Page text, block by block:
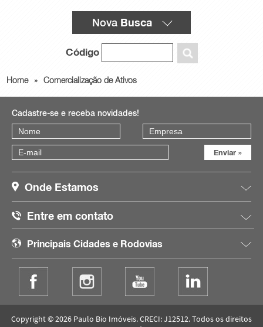
Nova Busca
Código
Home » Comercialização de Ativos
Cadastre-se e receba novidades!
Onde Estamos
Entre em contato
Principais Cidades e Rodovias
Copyright © 2026 Paulo Bio Imóveis. CRECI: J12512. Todos os direitos